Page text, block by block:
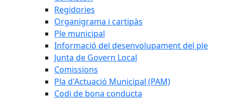
Regidories
Organigrama i cartipàs
Ple municipal
Informació del desenvolupament del ple
Junta de Govern Local
Comissions
Pla d'Actuació Municipal (PAM)
Codi de bona conducta